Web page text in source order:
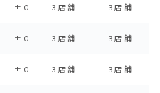
±０ 3店舗 3店舗
±０ 3店舗 3店舗
±０ 3店舗 3店舗